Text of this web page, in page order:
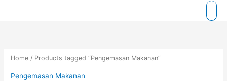
Home / Products tagged “Pengemasan Makanan”
Pengemasan Makanan